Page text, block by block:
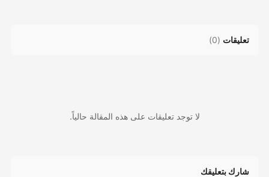
تعليقات (
0
)
لا توجد تعليقات على هذه المقالة حالياً.
شارك بتعليقك